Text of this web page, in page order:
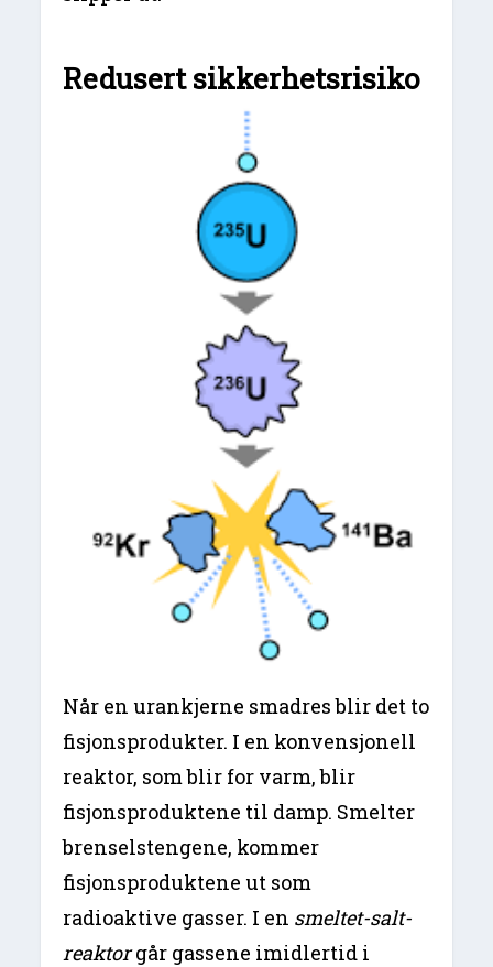
Redusert sikkerhetsrisiko
Når en urankjerne smadres blir det to
fisjonsprodukter. I en konvensjonell
reaktor, som blir for varm, blir
fisjonsproduktene til damp. Smelter
brenselstengene, kommer
fisjonsproduktene ut som
radioaktive gasser. I en smeltet-salt-
reaktorgår gassene imidlertid i